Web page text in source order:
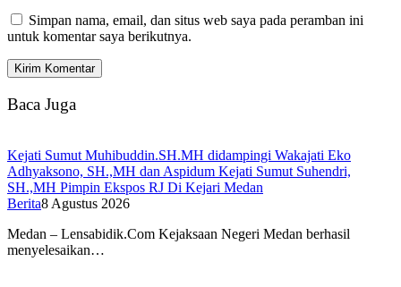
Simpan nama, email, dan situs web saya pada peramban ini
untuk komentar saya berikutnya.
Baca Juga
Kejati Sumut Muhibuddin.SH.MH didampingi Wakajati Eko
Adhyaksono, SH.,MH dan Aspidum Kejati Sumut Suhendri,
SH.,MH Pimpin Ekspos RJ Di Kejari Medan
Berita8 Agustus 2026
Medan – Lensabidik.Com Kejaksaan Negeri Medan berhasil
menyelesaikan…